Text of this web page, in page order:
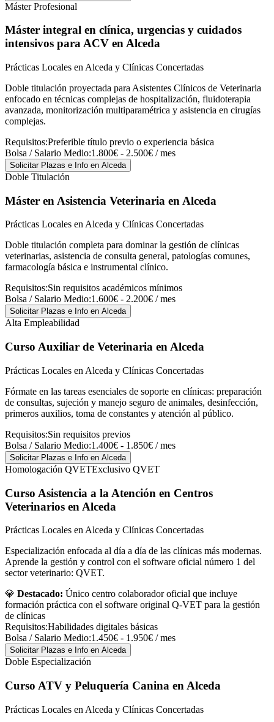
Máster Profesional
Máster integral en clínica, urgencias y cuidados
intensivos para ACV en Alceda
Prácticas Locales en Alceda y Clínicas Concertadas
Doble titulación proyectada para Asistentes Clínicos de Veterinaria
enfocado en técnicas complejas de hospitalización, fluidoterapia
avanzada, monitorización multiparamétrica y asistencia en cirugías
complejas.
Requisitos:Preferible título previo o experiencia básica
Bolsa / Salario Medio:1.800€ - 2.500€ / mes
Solicitar Plazas e Info en Alceda
Doble Titulación
Máster en Asistencia Veterinaria en Alceda
Prácticas Locales en Alceda y Clínicas Concertadas
Doble titulación completa para dominar la gestión de clínicas
veterinarias, asistencia de consulta general, patologías comunes,
farmacología básica e instrumental clínico.
Requisitos:Sin requisitos académicos mínimos
Bolsa / Salario Medio:1.600€ - 2.200€ / mes
Solicitar Plazas e Info en Alceda
Alta Empleabilidad
Curso Auxiliar de Veterinaria en Alceda
Prácticas Locales en Alceda y Clínicas Concertadas
Fórmate en las tareas esenciales de soporte en clínicas: preparación
de consultas, sujeción y manejo seguro de animales, desinfección,
primeros auxilios, toma de constantes y atención al público.
Requisitos:Sin requisitos previos
Bolsa / Salario Medio:1.400€ - 1.850€ / mes
Solicitar Plazas e Info en Alceda
Homologación QVETExclusivo QVET
Curso Asistencia a la Atención en Centros
Veterinarios en Alceda
Prácticas Locales en Alceda y Clínicas Concertadas
Especialización enfocada al día a día de las clínicas más modernas.
Aprende la gestión y control con el software oficial número 1 del
sector veterinario: QVET.
💎 Destacado: Único centro colaborador oficial que incluye
formación práctica con el software original Q-VET para la gestión
de clínicas
Requisitos:Habilidades digitales básicas
Bolsa / Salario Medio:1.450€ - 1.950€ / mes
Solicitar Plazas e Info en Alceda
Doble Especialización
Curso ATV y Peluquería Canina en Alceda
Prácticas Locales en Alceda y Clínicas Concertadas